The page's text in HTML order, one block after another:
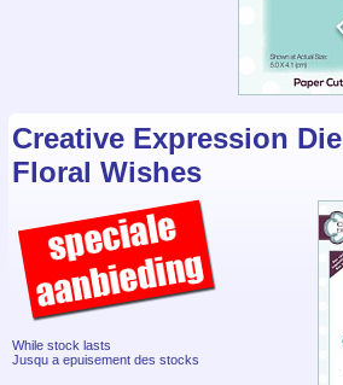
Creative Expression Die
Floral Wishes
While stock lasts
Jusqu a epuisement des stocks